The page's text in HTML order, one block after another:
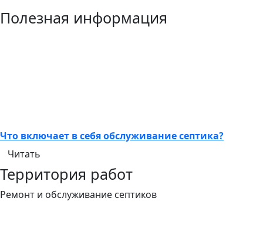
Полезная информация
Что включает в себя обслуживание септика?
Читать
Территория работ
Ремонт и обслуживание септиков